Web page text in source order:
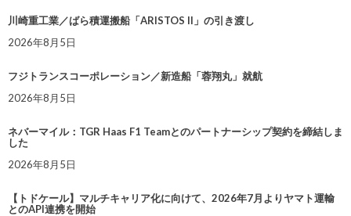
川崎重工業／ばら積運搬船「ARISTOS II」の引き渡し
2026年8月5日
フジトランスコーポレーション／新造船「蓉翔丸」就航
2026年8月5日
ネバーマイル：TGR Haas F1 Teamとのパートナーシップ契約を締結しま
した
2026年8月5日
【トドケール】マルチキャリア化に向けて、2026年7月よりヤマト運輸
とのAPI連携を開始